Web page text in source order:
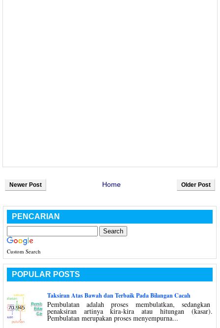
Newer Post Older Post
Home
PENCARIAN
Custom Search
POPULAR POSTS
Taksiran Atas Bawah dan Terbaik Pada Bilangan Cacah
Pembulatan adalah proses membulatkan, sedangkan
penaksiran artinya kira-kira atau hitungan (kasar).
Pembulatan merupakan proses menyempurna...